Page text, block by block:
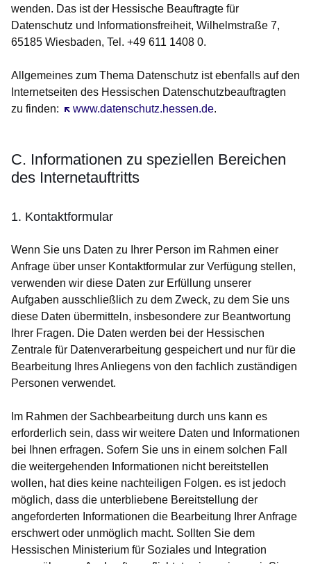
wenden. Das ist der Hessische Beauftragte für
Datenschutz und Informationsfreiheit, Wilhelmstraße 7,
65185 Wiesbaden, Tel. +49 611 1408 0.
Allgemeines zum Thema Datenschutz ist ebenfalls auf den
Internetseiten des Hessischen Datenschutzbeauftragten
zu finden:
www.datenschutz.hessen.de
Öffnet sich in einem neuen Fenster
.
C. Informationen zu speziellen Bereichen
des Internetauftritts
1. Kontaktformular
Wenn Sie uns Daten zu Ihrer Person im Rahmen einer
Anfrage über unser Kontaktformular zur Verfügung stellen,
verwenden wir diese Daten zur Erfüllung unserer
Aufgaben ausschließlich zu dem Zweck, zu dem Sie uns
diese Daten übermitteln, insbesondere zur Beantwortung
Ihrer Fragen. Die Daten werden bei der Hessischen
Zentrale für Datenverarbeitung gespeichert und nur für die
Bearbeitung Ihres Anliegens von den fachlich zuständigen
Personen verwendet.
Im Rahmen der Sachbearbeitung durch uns kann es
erforderlich sein, dass wir weitere Daten und Informationen
bei Ihnen erfragen. Sofern Sie uns in einem solchen Fall
die weitergehenden Informationen nicht bereitstellen
wollen, hat dies keine nachteiligen Folgen. es ist jedoch
möglich, dass die unterbliebene Bereitstellung der
angeforderten Informationen die Bearbeitung Ihrer Anfrage
erschwert oder unmöglich macht. Sollten Sie dem
Hessischen Ministerium für Soziales und Integration